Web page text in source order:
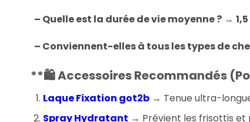
– Quelle est la durée de vie moyenne ? →
– Conviennent-elles à tous les types de
**🛍️Accessoires Recommandés
Laque Fixation got2b→ Tenue ultra-
Spray Hydratant → Prévient les frisottis et